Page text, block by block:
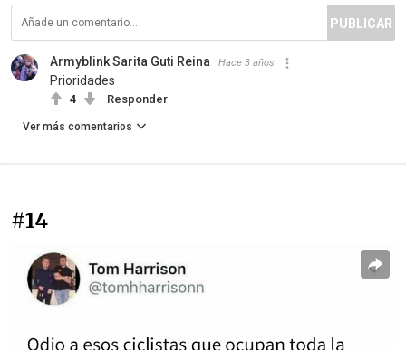
PUBLICAR
Armyblink Sarita Guti Reina Hace 3 años
Prioridades
4 Responder
Ver más comentarios
#14